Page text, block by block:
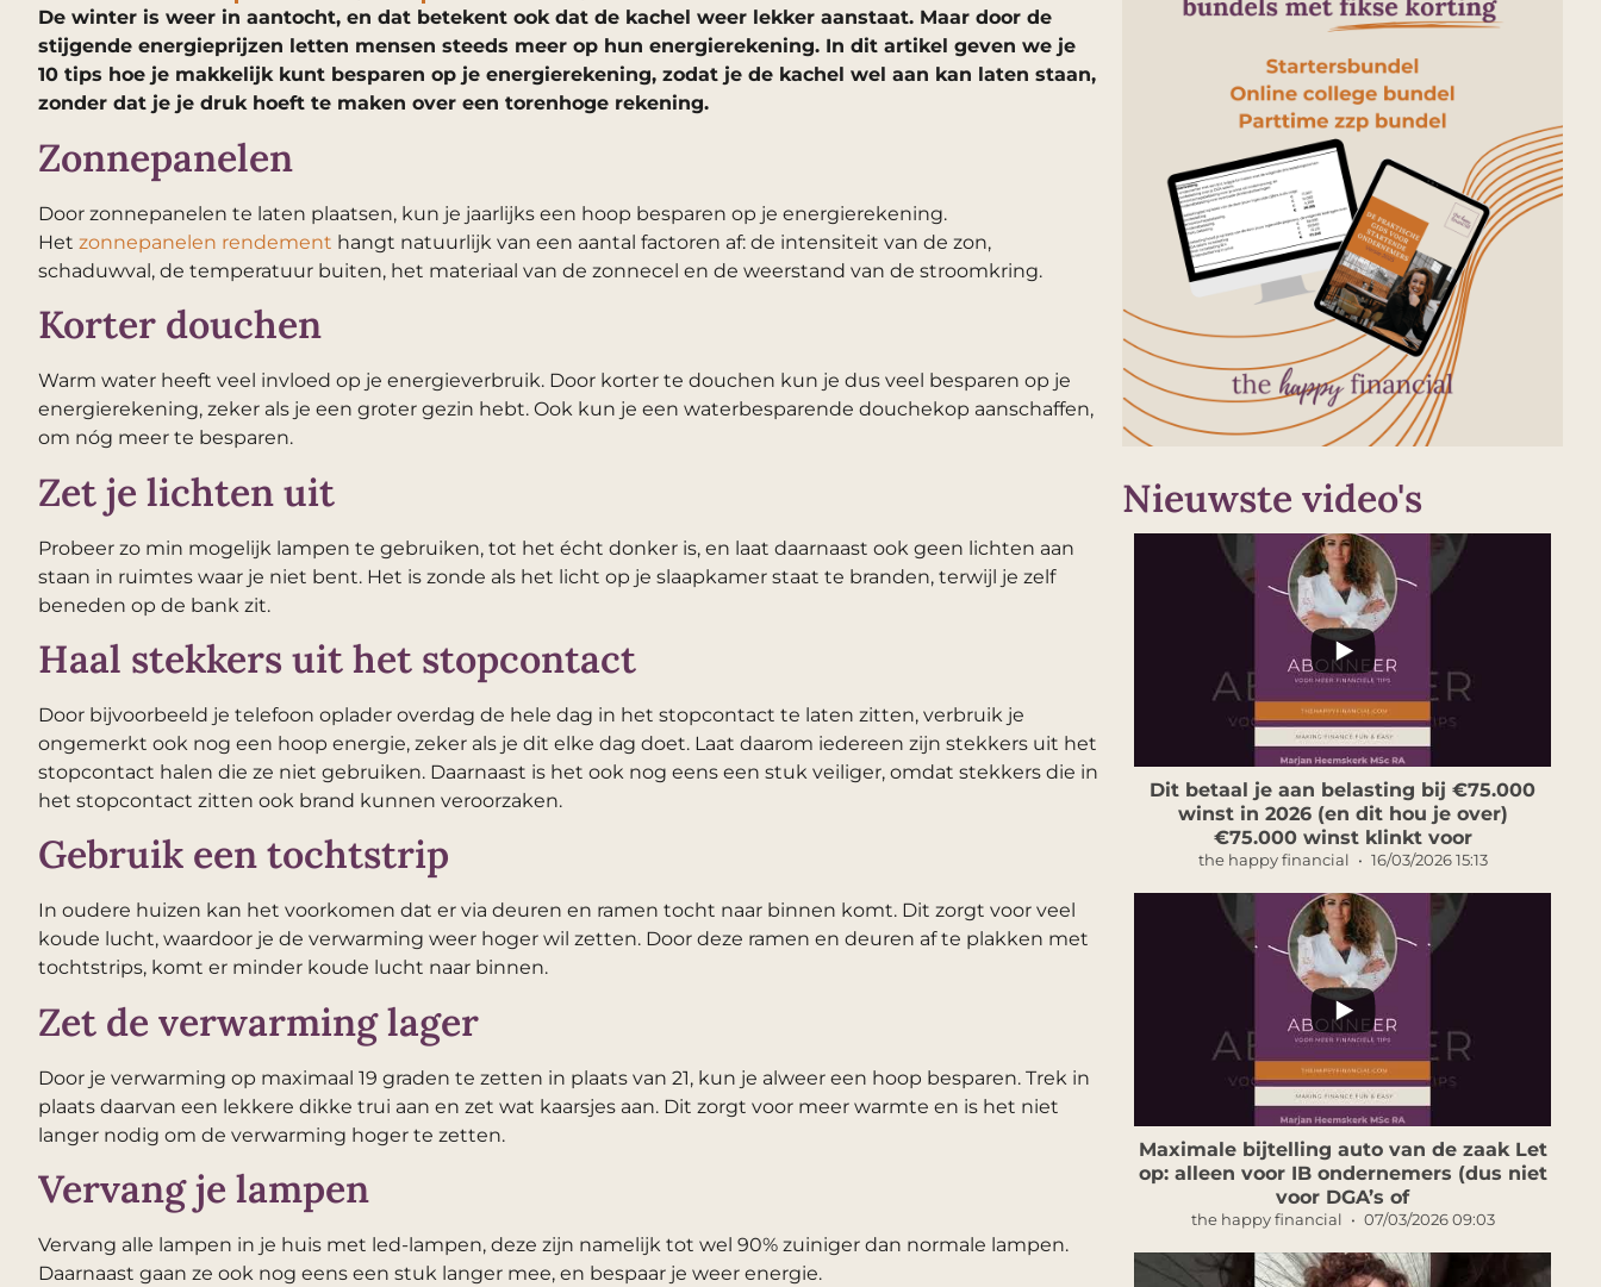
De winter is weer in aantocht, en dat betekent ook dat de kachel weer lekker aanstaat. Maar door de
stijgende energieprijzen letten mensen steeds meer op hun energierekening. In dit artikel geven we je
10 tips hoe je makkelijk kunt besparen op je energierekening, zodat je de kachel wel aan kan laten staan,
zonder dat je je druk hoeft te maken over een torenhoge rekening.
Zonnepanelen
Door zonnepanelen te laten plaatsen, kun je jaarlijks een hoop besparen op je energierekening.
Het zonnepanelen rendement hangt natuurlijk van een aantal factoren af: de intensiteit van de zon,
schaduwval, de temperatuur buiten, het materiaal van de zonnecel en de weerstand van de stroomkring.
Korter douchen
Warm water heeft veel invloed op je energieverbruik. Door korter te douchen kun je dus veel besparen op je
energierekening, zeker als je een groter gezin hebt. Ook kun je een waterbesparende douchekop aanschaffen,
om nóg meer te besparen.
Zet je lichten uit
Probeer zo min mogelijk lampen te gebruiken, tot het écht donker is, en laat daarnaast ook geen lichten aan
staan in ruimtes waar je niet bent. Het is zonde als het licht op je slaapkamer staat te branden, terwijl je zelf
beneden op de bank zit.
Haal stekkers uit het stopcontact
Door bijvoorbeeld je telefoon oplader overdag de hele dag in het stopcontact te laten zitten, verbruik je
ongemerkt ook nog een hoop energie, zeker als je dit elke dag doet. Laat daarom iedereen zijn stekkers uit het
stopcontact halen die ze niet gebruiken. Daarnaast is het ook nog eens een stuk veiliger, omdat stekkers die in
het stopcontact zitten ook brand kunnen veroorzaken.
Gebruik een tochtstrip
In oudere huizen kan het voorkomen dat er via deuren en ramen tocht naar binnen komt. Dit zorgt voor veel
koude lucht, waardoor je de verwarming weer hoger wil zetten. Door deze ramen en deuren af te plakken met
tochtstrips, komt er minder koude lucht naar binnen.
Zet de verwarming lager
Door je verwarming op maximaal 19 graden te zetten in plaats van 21, kun je alweer een hoop besparen. Trek in
plaats daarvan een lekkere dikke trui aan en zet wat kaarsjes aan. Dit zorgt voor meer warmte en is het niet
langer nodig om de verwarming hoger te zetten.
Vervang je lampen
Vervang alle lampen in je huis met led-lampen, deze zijn namelijk tot wel 90% zuiniger dan normale lampen.
Daarnaast gaan ze ook nog eens een stuk langer mee, en bespaar je weer energie.
Nieuwste video's
Dit betaal je aan belasting bij €75.000
winst in 2026 (en dit hou je over)
€75.000 winst klinkt voor
the happy financial 16/03/2026 15:13
Maximale bijtelling auto van de zaak Let
op: alleen voor IB ondernemers (dus niet
voor DGA’s of
the happy financial 07/03/2026 09:03